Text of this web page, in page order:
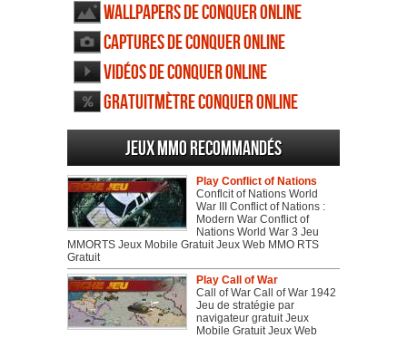
Wallpapers de Conquer Online
Captures de Conquer Online
Vidéos de Conquer Online
Gratuitmètre Conquer Online
Jeux MMO recommandés
Play Conflict of Nations
Conflcit of Nations World
War III Conflict of Nations :
Modern War Conflict of
Nations World War 3 Jeu
MMORTS Jeux Mobile Gratuit Jeux Web MMO RTS
Gratuit
Play Call of War
Call of War Call of War 1942
Jeu de stratégie par
navigateur gratuit Jeux
Mobile Gratuit Jeux Web